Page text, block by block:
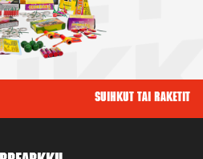
Suihkut tai raketit